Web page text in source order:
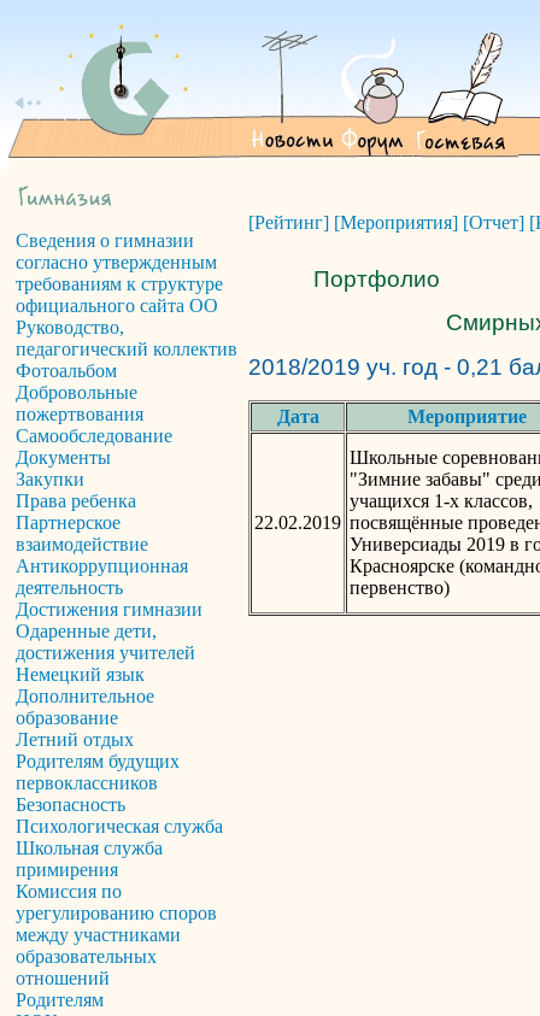
Сведения о гимназии
согласно утвержденным
требованиям к структуре
официального сайта ОО
Руководство,
педагогический коллектив
Фотоальбом
Добровольные
пожертвования
Самообследование
Документы
Закупки
Права ребенка
Партнерское
взаимодействие
Антикоррупционная
деятельность
Достижения гимназии
Одаренные дети,
достижения учителей
Немецкий язык
Дополнительное
образование
Летний отдых
Родителям будущих
первоклассников
Безопасность
Психологическая служба
Школьная служба
примирения
Комиссия по
урегулированию споров
между участниками
образовательных
отношений
Родителям
[Рейтинг] [Мероприятия] [Отчет]
Портфолио
2018/2019 уч. год - 0,21
Дата Мероприятие
22.02.2019
Школьные
"Зимние забавы"
учащихся 1-х классов,
посвящённые
Универсиады 2019 в
Красноярске
первенство)